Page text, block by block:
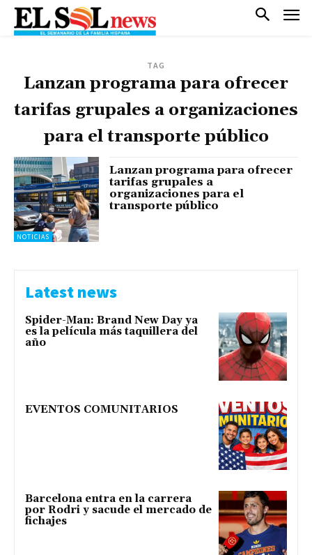
TAG
Lanzan programa para ofrecer
tarifas grupales a organizaciones
para el transporte público
NOTICIAS
Lanzan programa para ofrecer
tarifas grupales a
organizaciones para el
transporte público
Latest news
Spider-Man: Brand New Day ya
es la película más taquillera del
año
EVENTOS COMUNITARIOS
Barcelona entra en la carrera
por Rodri y sacude el mercado de
fichajes